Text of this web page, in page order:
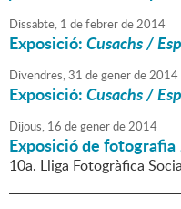
Dissabte, 1 defebrerde2014
Exposició:Cusachs /
Divendres,31 degenerde2014
Exposició:Cusachs /
Dijous, 16 degenerde2014
Exposició de fotografia
10a. Lliga Fotogràfica